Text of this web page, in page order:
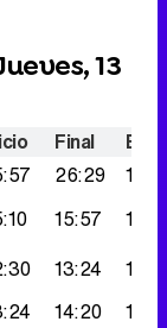
13
Final
26:29
15:57
13:24
14:20